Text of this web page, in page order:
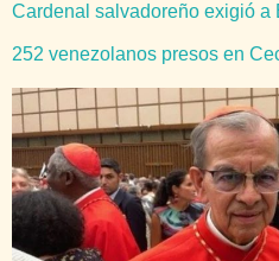
Cardenal salvadoreño exigió a
252 venezolanos presos en